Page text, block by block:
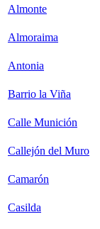
Almonte
Almoraima
Antonia
Barrio la Viña
Calle Munición
Callejón del Muro
Camarón
Casilda